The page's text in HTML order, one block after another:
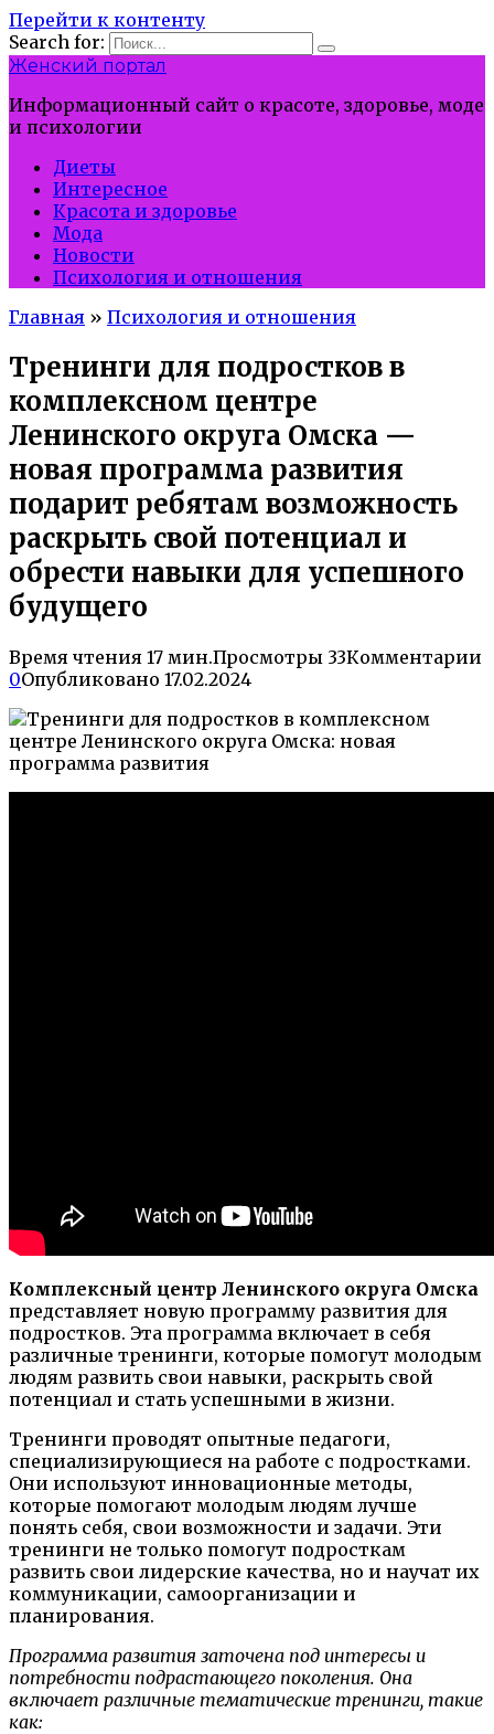
Перейти к контенту
Search for:
Женский портал
Информационный сайт о красоте, здоровье, моде
и психологии
Диеты
Интересное
Красота и здоровье
Мода
Новости
Психология и отношения
Главная » Психология и отношения
Тренинги для подростков в
комплексном центре
Ленинского округа Омска —
новая программа развития
подарит ребятам возможность
раскрыть свой потенциал и
обрести навыки для успешного
будущего
Время чтения 17 мин.Просмотры 33Комментарии
0Опубликовано 17.02.2024
Комплексный центр Ленинского округа Омска
представляет новую программу развития для
подростков. Эта программа включает в себя
различные тренинги, которые помогут молодым
людям развить свои навыки, раскрыть свой
потенциал и стать успешными в жизни.
Тренинги проводят опытные педагоги,
специализирующиеся на работе с подростками.
Они используют инновационные методы,
которые помогают молодым людям лучше
понять себя, свои возможности и задачи. Эти
тренинги не только помогут подросткам
развить свои лидерские качества, но и научат их
коммуникации, самоорганизации и
планирования.
Программа развития заточена под интересы и
потребности подрастающего поколения. Она
включает различные тематические тренинги, такие
как: